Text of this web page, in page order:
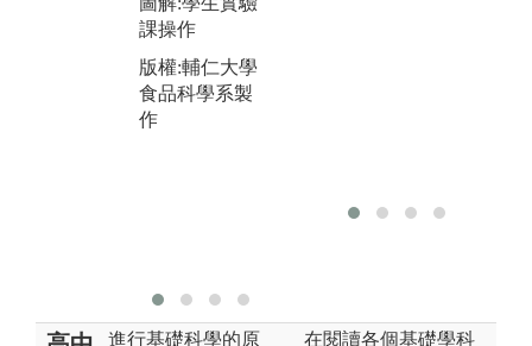
課操作
版權:輔仁大學
食品科學系製
作
版權:輔仁大學
進行基礎科學的原 在閱讀各個基礎學科